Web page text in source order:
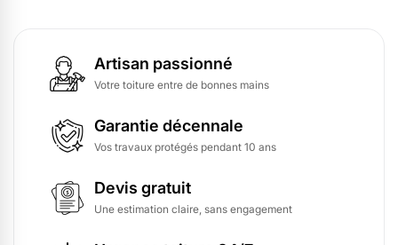
Artisan passionné
Votre toiture entre de bonnes mains
Garantie décennale
Vos travaux protégés pendant 10 ans
Devis gratuit
Une estimation claire, sans engagement